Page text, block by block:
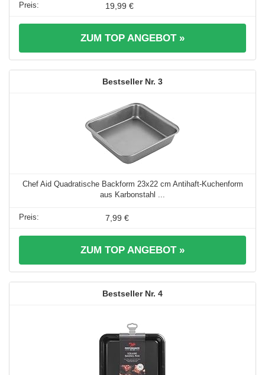
19,99 €
ZUM TOP ANGEBOT »
3
Chef Aid Quadratische Backform 23x22 cm Antihaft-Kuchenform
aus Karbonstahl ...
7,99 €
ZUM TOP ANGEBOT »
4